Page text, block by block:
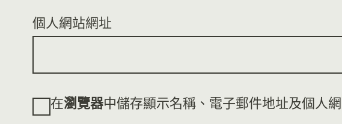
個人網站網址
在瀏覽器中儲存顯示名稱、電子郵件地址及個人